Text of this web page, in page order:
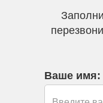
Ваше имя: